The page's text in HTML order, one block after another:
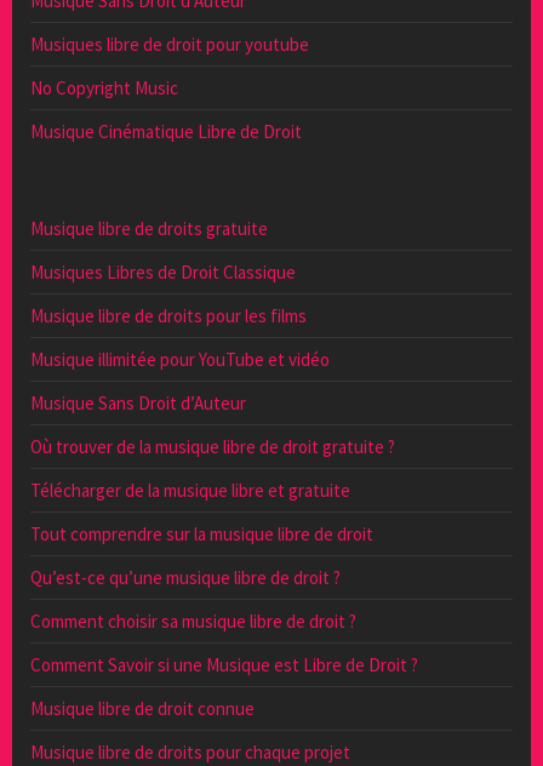
Musiques libre de droit pour youtube
No Copyright Music
Musique Cinématique Libre de Droit
Musique libre de droits gratuite
Musiques Libres de Droit Classique
Musique libre de droits pour les films
Musique illimitée pour YouTube et vidéo
Musique Sans Droit d’Auteur
Où trouver de la musique libre de droit gratuite ?
Télécharger de la musique libre et gratuite
Tout comprendre sur la musique libre de droit
Qu’est-ce qu’une musique libre de droit ?
Comment choisir sa musique libre de droit ?
Comment Savoir si une Musique est Libre de Droit ?
Musique libre de droit connue
Musique libre de droits pour chaque projet